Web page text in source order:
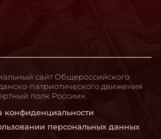
конфиденциальности
персональных данных
сайт Общероссийского
патриотического движения
полк России».